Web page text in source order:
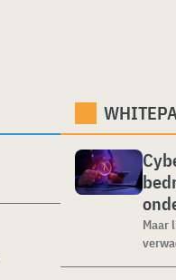
Maar